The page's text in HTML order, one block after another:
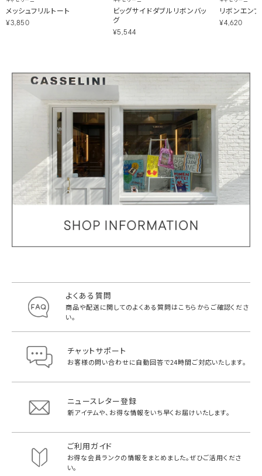
メッシュフリルトート
¥3,850
ビッグサイドダブルリボンバッ
グ
¥5,544
リボンエン
¥4,620
よくある質問
商品や配送に関してのよくある質問はこちらからご確認くださ
い。
チャットサポート
お客様の問い合わせに自動回答で24時間ご対応いたします。
ニュースレター登録
新アイテムや、お得な情報をいち早く お届けいたします。
ご利用ガイド
お得な会員ランクの情報をまとめました。ぜひご活用くださ
い。